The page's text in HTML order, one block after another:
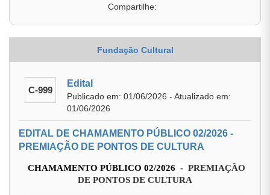
Compartilhe:
Fundação Cultural
C-999
Edital
Publicado em: 01/06/2026 - Atualizado em:
01/06/2026
EDITAL DE CHAMAMENTO PÚBLICO 02/2026 -
PREMIAÇÃO DE PONTOS DE CULTURA
CHAMAMENTO PÚBLICO 02/2026 - PREMIAÇÃO
DE PONTOS DE CULTURA